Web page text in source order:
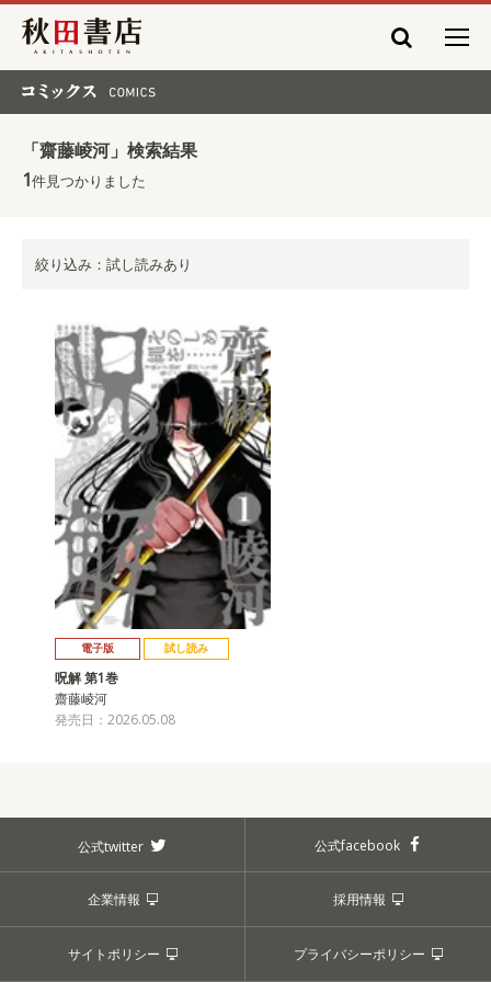
秋田書店
「齋藤崚河」検索結果
1件見つかりました
絞り込み：試し読みあり
電子版 試し読み
呪解 第1巻
齋藤崚河
発売日：2026.05.08
公式twitter 公式facebook
企業情報 採用情報
サイトポリシー プライバシーポリシー